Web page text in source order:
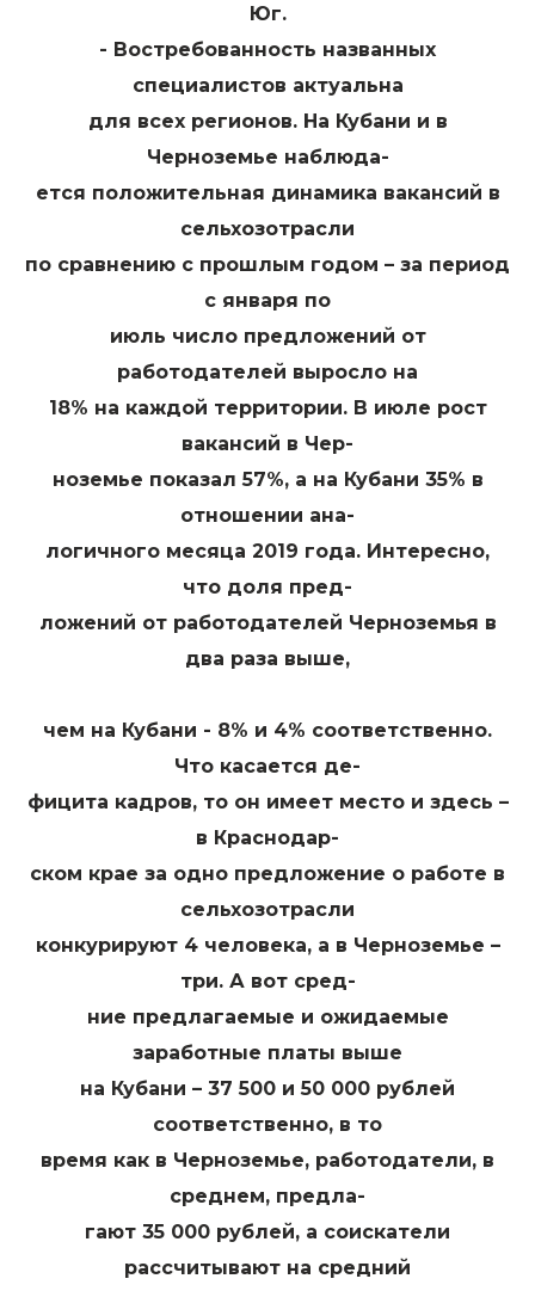
Юг.
- Востребованность названных
специалистов актуальна
для всех регионов. На Кубани и в
Черноземье наблюда-
ется положительная динамика вакансий в
сельхозотрасли
по сравнению с прошлым годом – за период
с января по
июль число предложений от
работодателей выросло на
18% на каждой территории. В июле рост
вакансий в Чер-
ноземье показал 57%, а на Кубани 35% в
отношении ана-
логичного месяца 2019 года. Интересно,
что доля пред-
ложений от работодателей Черноземья в
два раза выше,
чем на Кубани - 8% и 4% соответственно.
Что касается де-
фицита кадров, то он имеет место и здесь –
в Краснодар-
ском крае за одно предложение о работе в
сельхозотрасли
конкурируют 4 человека, а в Черноземье –
три. А вот сред-
ние предлагаемые и ожидаемые
заработные платы выше
на Кубани – 37 500 и 50 000 рублей
соответственно, в то
время как в Черноземье, работодатели, в
среднем, предла-
гают 35 000 рублей, а соискатели
рассчитывают на средний